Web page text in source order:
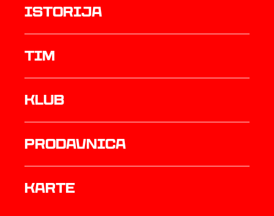
istorija
TIM
Klub
prodavnica
Karte